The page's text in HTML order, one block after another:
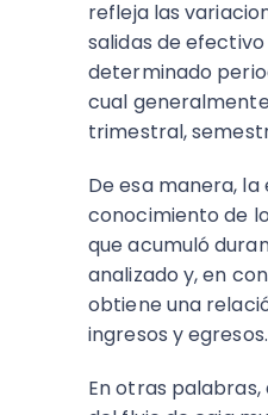
refleja las
salidas de efectivo
determinado
cual
trimestral,
De esa manera,
conocimiento de
que acumuló
analizado y, en
obtiene una
ingresos y egresos.
En otras palabras,